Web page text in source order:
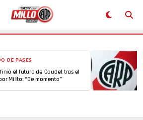
DE PASES
el futuro de Coudet tras el
Milito: “De momento”